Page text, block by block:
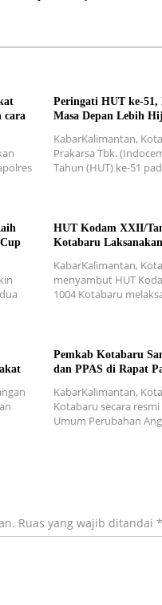
cara
Peringati HUT ke-
Masa Depan Lebih
KabarKalimantan,
Prakarsa Tbk.
Tahun (HUT) ke-51
HUT Kodam XXII/
Kotabaru
KabarKalimantan,
menyambut HUT
1004 Kotabaru
Pemkab Kotabaru
dan PPAS di Rapat
KabarKalimantan,
Kotabaru secara
Umum Perubahan
Ruas yang wajib ditandai *